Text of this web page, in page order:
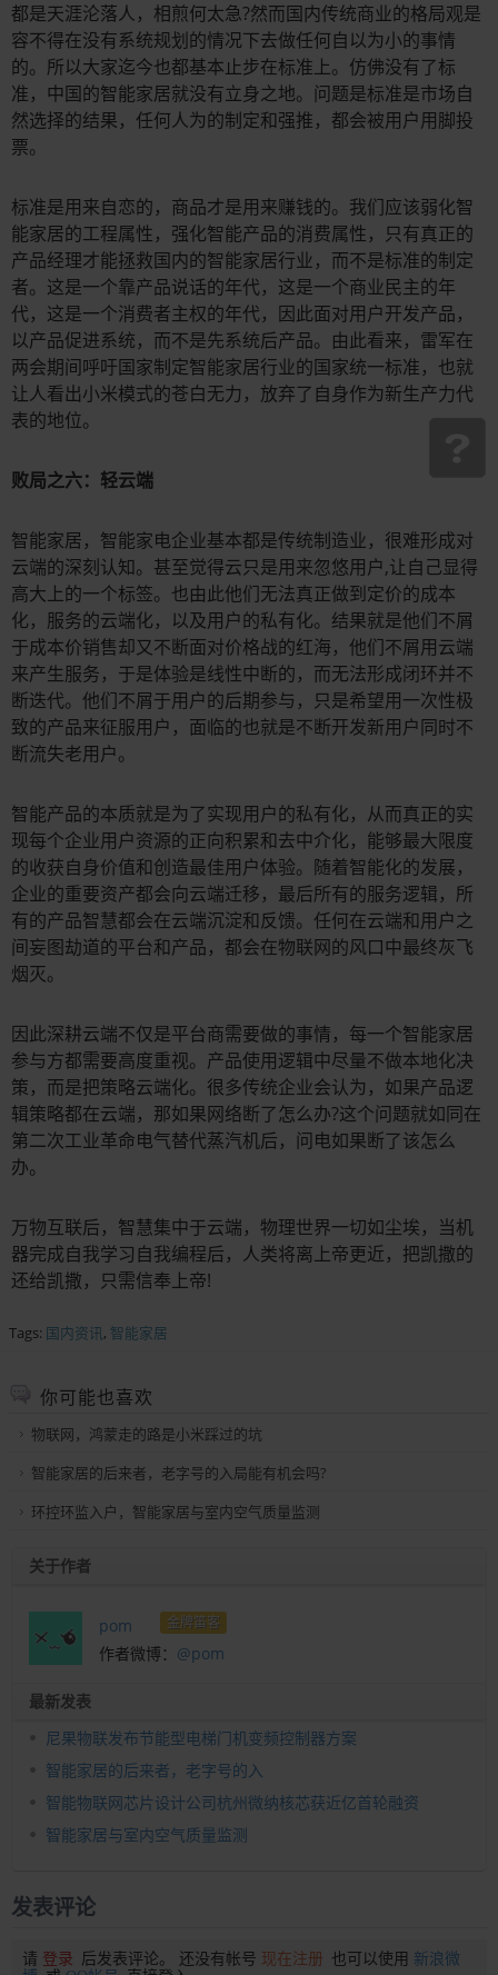
都是天涯沦落人，相煎何太急?然而国内传统商业的格局观是
容不得在没有系统规划的情况下去做任何自以为小的事情
的。所以大家迄今也都基本止步在标准上。仿佛没有了标
准，中国的智能家居就没有立身之地。问题是标准是市场自
然选择的结果，任何人为的制定和强推，都会被用户用脚投
票。
标准是用来自恋的，商品才是用来赚钱的。我们应该弱化智
能家居的工程属性，强化智能产品的消费属性，只有真正的
产品经理才能拯救国内的智能家居行业，而不是标准的制定
者。这是一个靠产品说话的年代，这是一个商业民主的年
代，这是一个消费者主权的年代，因此面对用户开发产品，
以产品促进系统，而不是先系统后产品。由此看来，雷军在
两会期间呼吁国家制定智能家居行业的国家统一标准，也就
让人看出小米模式的苍白无力，放弃了自身作为新生产力代
表的地位。
败局之六：轻云端
智能家居，智能家电企业基本都是传统制造业，很难形成对
云端的深刻认知。甚至觉得云只是用来忽悠用户,让自己显得
高大上的一个标签。也由此他们无法真正做到定价的成本
化，服务的云端化，以及用户的私有化。结果就是他们不屑
于成本价销售却又不断面对价格战的红海，他们不屑用云端
来产生服务，于是体验是线性中断的，而无法形成闭环并不
断迭代。他们不屑于用户的后期参与，只是希望用一次性极
致的产品来征服用户，面临的也就是不断开发新用户同时不
断流失老用户。
智能产品的本质就是为了实现用户的私有化，从而真正的实
现每个企业用户资源的正向积累和去中介化，能够最大限度
的收获自身价值和创造最佳用户体验。随着智能化的发展，
企业的重要资产都会向云端迁移，最后所有的服务逻辑，所
有的产品智慧都会在云端沉淀和反馈。任何在云端和用户之
间妄图劫道的平台和产品，都会在物联网的风口中最终灰飞
烟灭。
因此深耕云端不仅是平台商需要做的事情，每一个智能家居
参与方都需要高度重视。产品使用逻辑中尽量不做本地化决
策，而是把策略云端化。很多传统企业会认为，如果产品逻
辑策略都在云端，那如果网络断了怎么办?这个问题就如同在
第二次工业革命电气替代蒸汽机后，问电如果断了该怎么
办。
万物互联后，智慧集中于云端，物理世界一切如尘埃，当机
器完成自我学习自我编程后，人类将离上帝更近，把凯撒的
还给凯撒，只需信奉上帝!
Tags: 国内资讯, 智能家居
你可能也喜欢
物联网，鸿蒙走的路是小米踩过的坑
智能家居的后来者，老字号的入局能有机会吗?
环控环监入户，智能家居与室内空气质量监测
关于作者
pom 金牌笛客
作者微博： @pom
最新发表
尼果物联发布节能型电梯门机变频控制器方案
智能家居的后来者，老字号的入
智能物联网芯片设计公司杭州微纳核芯获近亿首轮融资
智能家居与室内空气质量监测
发表评论
请 登录 后发表评论。 还没有帐号 现在注册 也可以使用 新浪微